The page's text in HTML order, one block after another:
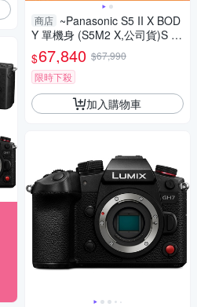
商店 ~Panasonic S5 II X BOD
Y 單機身 (S5M2 X,公司貨)S 5II
$67,840 $67,990
限時下殺
加入購物車